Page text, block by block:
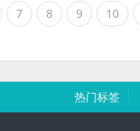
7 8 9 10
热门标签